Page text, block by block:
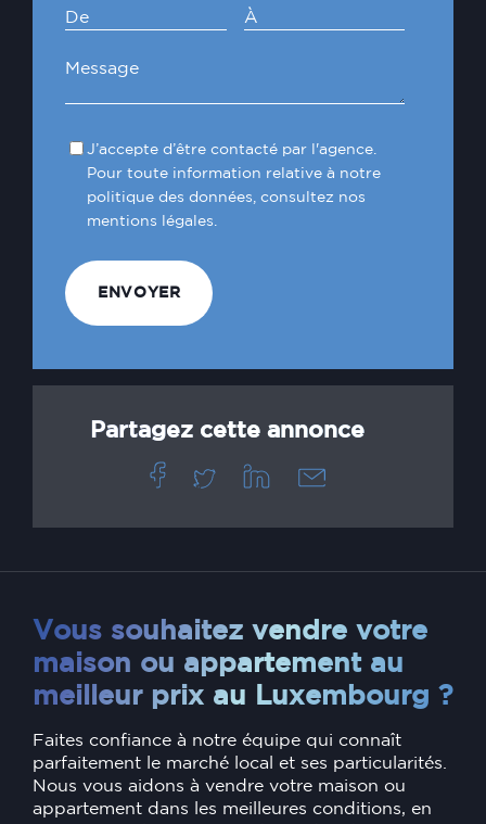
De À
J’accepte d’être contacté par l'agence.
Pour toute information relative à notre
politique des données, consultez nos
mentions légales.
Partagez cette annonce
Vous souhaitez vendre votre
maison ou appartement au
meilleur prix au Luxembourg ?
Faites confiance à notre équipe qui connaît
parfaitement le marché local et ses particularités.
Nous vous aidons à vendre votre maison ou
appartement dans les meilleures conditions, en